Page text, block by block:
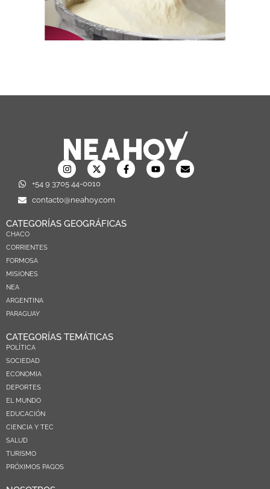
+54 9 3705 44-0010
contacto@neahoy.com
CATEGORÍAS GEOGRÁFICAS
CHACO
CORRIENTES
FORMOSA
MISIONES
NEA
ARGENTINA
PARAGUAY
CATEGORÍAS TEMÁTICAS
POLÍTICA
SOCIEDAD
ECONOMIA
DEPORTES
EL MUNDO
EDUCACIÓN
CIENCIA Y TEC
SALUD
TURISMO
PRÓXIMOS PAGOS